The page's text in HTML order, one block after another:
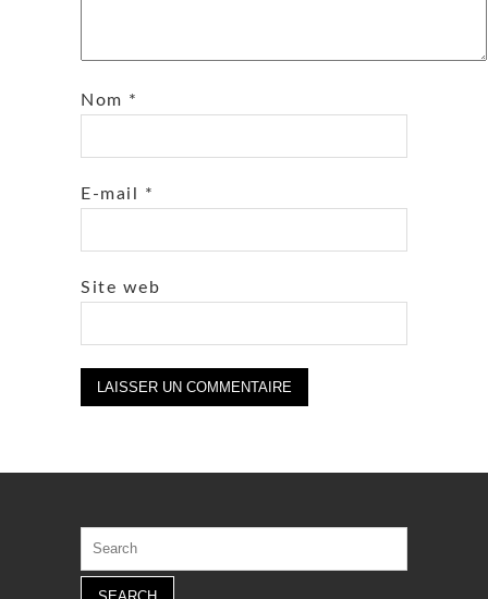
Nom *
E-mail *
Site web
for: